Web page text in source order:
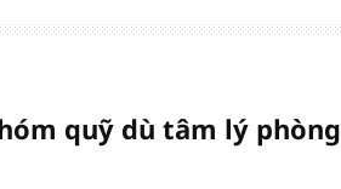
quỹ dù tâm lý phòng